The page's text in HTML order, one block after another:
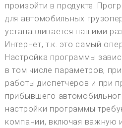
произойти в продукте.
для автомобильных
устанавливается нашими
Интернет, т.к. это самый
Настройка программы
в том числе параметров,
работы диспетчеров и при
прибывшего
настройки программы
компании, включая важную